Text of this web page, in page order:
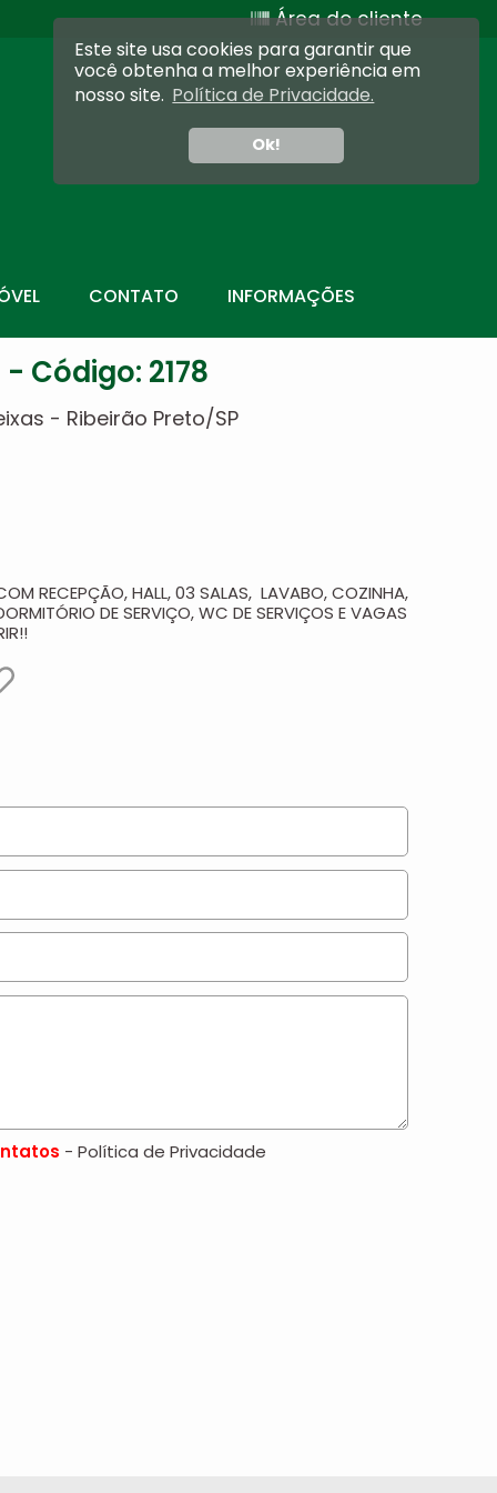
Este site usa cookies para garantir que
você obtenha a melhor experiência em
nosso site. Política de Privacidade.
Ok!
Área do cliente
CONTATO INFORMAÇÕES
Código: 2178
- Ribeirão Preto/SP
RECEPÇÃO, HALL, 03 SALAS, LAVABO, COZINHA,
DE SERVIÇO, WC DE SERVIÇOS E VAGAS
- Política de Privacidade